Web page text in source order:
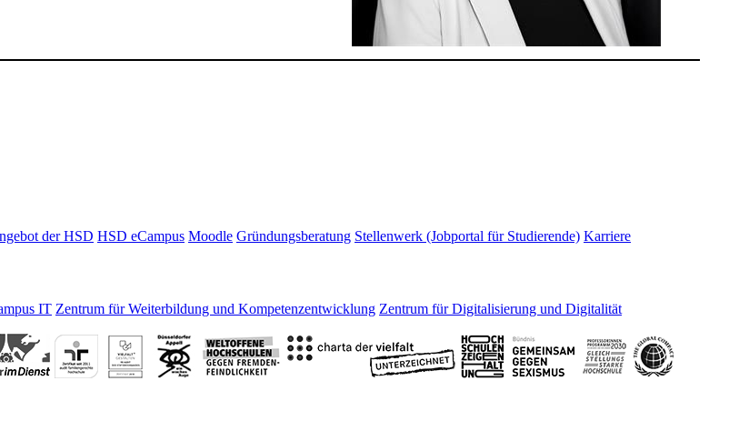
der HSD HSD eCampus Moodle Gründungsberatung Stellenwerk (Jobportal für Studierende) Karriere
IT Zentrum für Weiterbildung und Kompetenzentwicklung Zentrum für Digitalisierung und Digitalität